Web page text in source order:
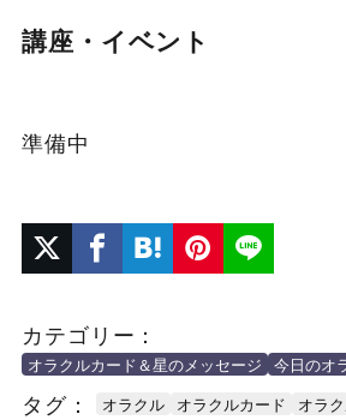
講座・イベント
準備中
カテゴリー：
オラクルカード＆星のメッセージ 今日のオ
タグ： オラクル オラクルカード オラ